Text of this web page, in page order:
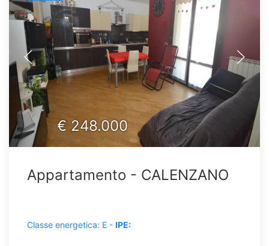
€ 248.000
Appartamento - CALENZANO
Classe energetica: E - IPE: